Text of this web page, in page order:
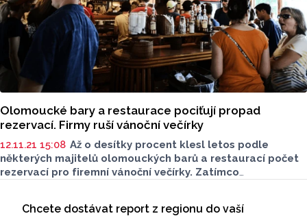
Olomoucké bary a restaurace pociťují propad
rezervací. Firmy ruší vánoční večírky
12.11.21 15:08 Až o desítky procent klesl letos podle
některých majitelů olomouckých barů a restaurací počet
rezervací pro firemní vánoční večírky. Zatímco
firmy obezřetné, šetří a velkou roli hraje i nutnost
Chcete dostávat report z regionu do vaší